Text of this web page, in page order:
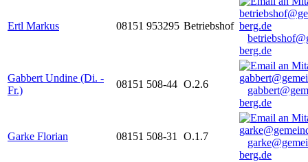
Ertl Markus 08151 953295 Betriebshof
berg.de
Gabbert Undine (Di. -
Fr.)
08151 508-44 O.2.6
berg.de
Garke Florian 08151 508-31 O.1.7
berg.de